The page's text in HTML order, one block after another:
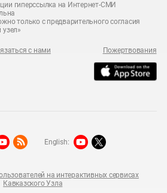
гиперссылка на Интернет-СМИ
только с предварительного согласия
с нами Пожертвования
на интерактивных сервисах
Кавказского Узла
English: